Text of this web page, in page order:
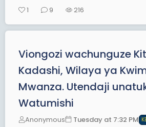
1 9 216
Viongozi wachunguze
Kadashi, Wilaya ya
Mwanza. Utendaji
Watumishi
Anonymous Tuesday at 7:32 PM